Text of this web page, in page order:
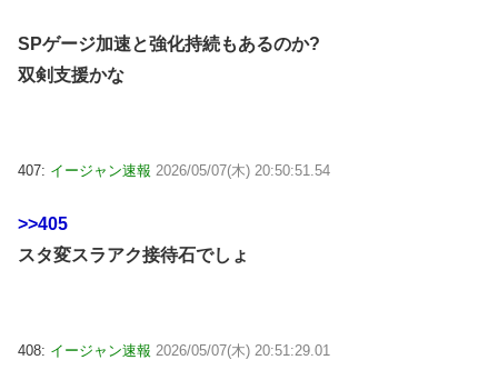
SPゲージ加速と強化持続もあるのか?
双剣支援かな
407: イージャン速報 2026/05/07(木) 20:50:51.54
>>405
スタ変スラアク接待石でしょ
408: イージャン速報 2026/05/07(木) 20:51:29.01